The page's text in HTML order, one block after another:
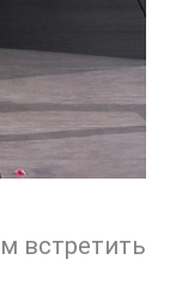
встретить